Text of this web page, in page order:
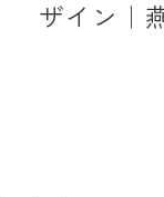
ザイン｜